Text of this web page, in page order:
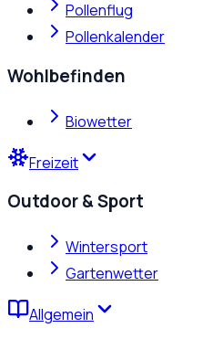
Pollenflug
Pollenkalender
Wohlbefinden
Biowetter
Freizeit
Outdoor & Sport
Wintersport
Gartenwetter
Allgemein